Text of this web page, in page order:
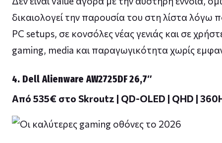
δικαιολογεί την παρουσία του στη λίστα λόγω
PC setups, σε κονσόλες νέας γενιάς και σε
gaming, media και παραγωγικότητα χωρίς
4. Dell Alienware AW2725DF 26,7″
Από 535€ στο Skroutz | QD-OLED | QHD |